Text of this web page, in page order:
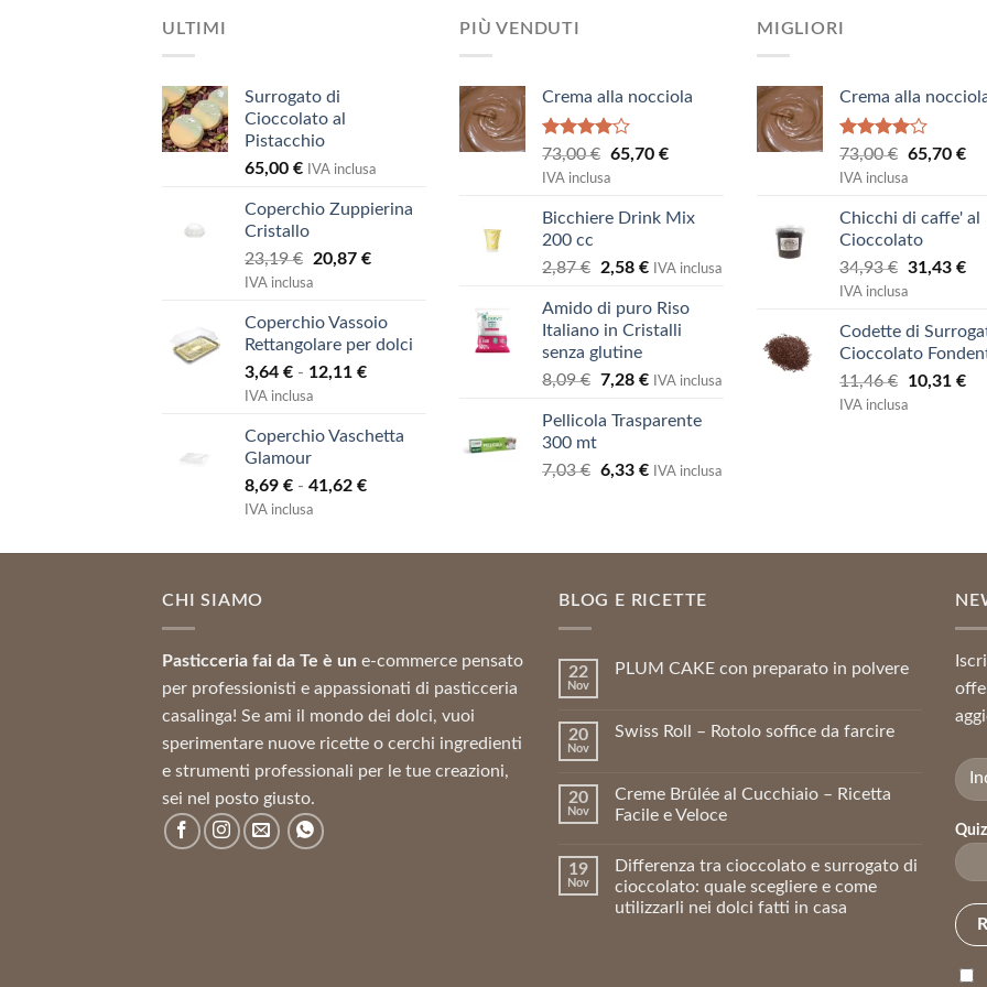
ULTIMI
Surrogato di
Cioccolato al
Pistacchio
65,00 € IVA inclusa
Coperchio Zuppierina
Cristallo
23,19€
Il
prezzo
era:
23,19 €.
20,87 €Il
è:
20,87 €.
IVA inclusa
Coperchio Vassoio
Rettangolare per dolci
3,64 € - 12,11 €Fascia
da
a
IVA inclusa
Coperchio Vaschetta
Glamour
8,69 € - 41,62 €Fascia
da
IVA inclusa
PIÙ VENDUTI
Crema alla nocciola
Valutato
4.00 su
5
73,00€ Il
prezzo
era:
65,70 €Il
è:
IVA inclusa
Bicchiere Drink Mix
200 cc
2,87€
Il
originale
era:
2,87 €.
2,58 €Il
attuale
è:
IVA inclusa
Amido di puro Riso
Italiano in Cristalli
senza glutine
8,09€ Il
originale
8,09 €.
7,28 €Il
attuale
7,28 €.
IVA inclusa
Pellicola Trasparente
300 mt
7,03€ Il
6,33 €IlIVA inclusa
MIGLIORI
Crema alla
Valutato
4.00 su
5
73,00€ Il
prezzo
era:
73,00 €.
65,70 €Il
è:
IVA inclusa
Chicchi di caffe' al
Cioccolato
34,93€ Il
prezzo
era:
34,93 €.
31,43 €Il
è:
IVA inclusa
Codette di
Cioccolato
11,46€
Il
prezzo
10,31 €Il
IVA inclusa
CHI SIAMO
Pasticceria fai da Te è un e-commerce pensato
per professionisti e appassionati di pasticceria
casalinga! Se ami il mondo dei dolci, vuoi
sperimentare nuove ricette o cerchi ingredienti
e strumenti professionali per le tue creazioni,
sei nel posto giusto.
BLOG E RICETTE
22
Nov
PLUM CAKE con preparato in polvere
20
Nov
Swiss Roll – Rotolo soffice da farcire
20
Nov
Creme Brûlée al Cucchiaio – Ricetta
Facile e Veloce
19
Nov
Differenza tra cioccolato e surrogato di
cioccolato: quale scegliere e come
utilizzarli nei dolci fatti in casa